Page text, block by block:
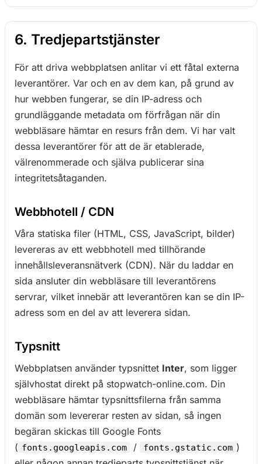
6. Tredjepartstjänster
För att driva webbplatsen anlitar vi ett fåtal externa
leverantörer. Var och en av dem kan, på grund av
hur webben fungerar, se din IP-adress och
grundläggande metadata om förfrågan när din
webbläsare hämtar en resurs från dem. Vi har valt
dessa leverantörer för att de är etablerade,
välrenommerade och själva publicerar sina
integritetsåtaganden.
Webbhotell / CDN
Våra statiska filer (HTML, CSS, JavaScript, bilder)
levereras av ett webbhotell med tillhörande
innehållsleveransnätverk (CDN). När du laddar en
sida ansluter din webbläsare till leverantörens
servrar, vilket innebär att leverantören kan se din IP-
adress som en del av att leverera sidan.
Typsnitt
Webbplatsen använder typsnittet Inter, som ligger
självhostat direkt på stopwatch-online.com. Din
webbläsare hämtar typsnittsfilerna från samma
domän som levererar resten av sidan, så ingen
begäran skickas till Google Fonts
( fonts.googleapis.com / fonts.gstatic.com )